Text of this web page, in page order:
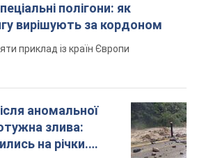
полігони: як
вирішують за кордоном
приклад із країн Європи
аномальної
злива:
на річки.